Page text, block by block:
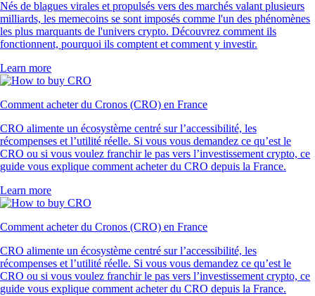
Nés de blagues virales et propulsés vers des marchés valant plusieurs
milliards, les memecoins se sont imposés comme l'un des phénomènes
les plus marquants de l'univers crypto. Découvrez comment ils
fonctionnent, pourquoi ils comptent et comment y investir.
Learn more
Comment acheter du Cronos (CRO) en France
CRO alimente un écosystème centré sur l’accessibilité, les
récompenses et l’utilité réelle. Si vous vous demandez ce qu’est le
CRO ou si vous voulez franchir le pas vers l’investissement crypto, ce
guide vous explique comment acheter du CRO depuis la France.
Learn more
Comment acheter du Cronos (CRO) en France
CRO alimente un écosystème centré sur l’accessibilité, les
récompenses et l’utilité réelle. Si vous vous demandez ce qu’est le
CRO ou si vous voulez franchir le pas vers l’investissement crypto, ce
guide vous explique comment acheter du CRO depuis la France.